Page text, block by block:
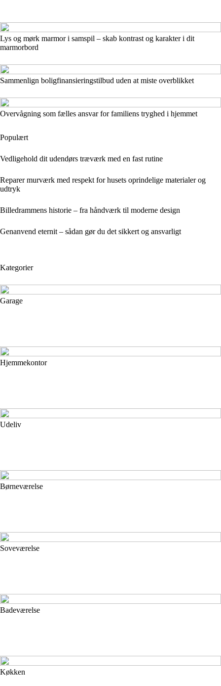
Lys og mørk marmor i samspil – skab kontrast og karakter i dit
marmorbord
Sammenlign boligfinansieringstilbud uden at miste overblikket
Overvågning som fælles ansvar for familiens tryghed i hjemmet
Populært
Vedligehold dit udendørs træværk med en fast rutine
Reparer murværk med respekt for husets oprindelige materialer og
udtryk
Billedrammens historie – fra håndværk til moderne design
Genanvend eternit – sådan gør du det sikkert og ansvarligt
Kategorier
Garage
Hjemmekontor
Udeliv
Børneværelse
Soveværelse
Badeværelse
Køkken